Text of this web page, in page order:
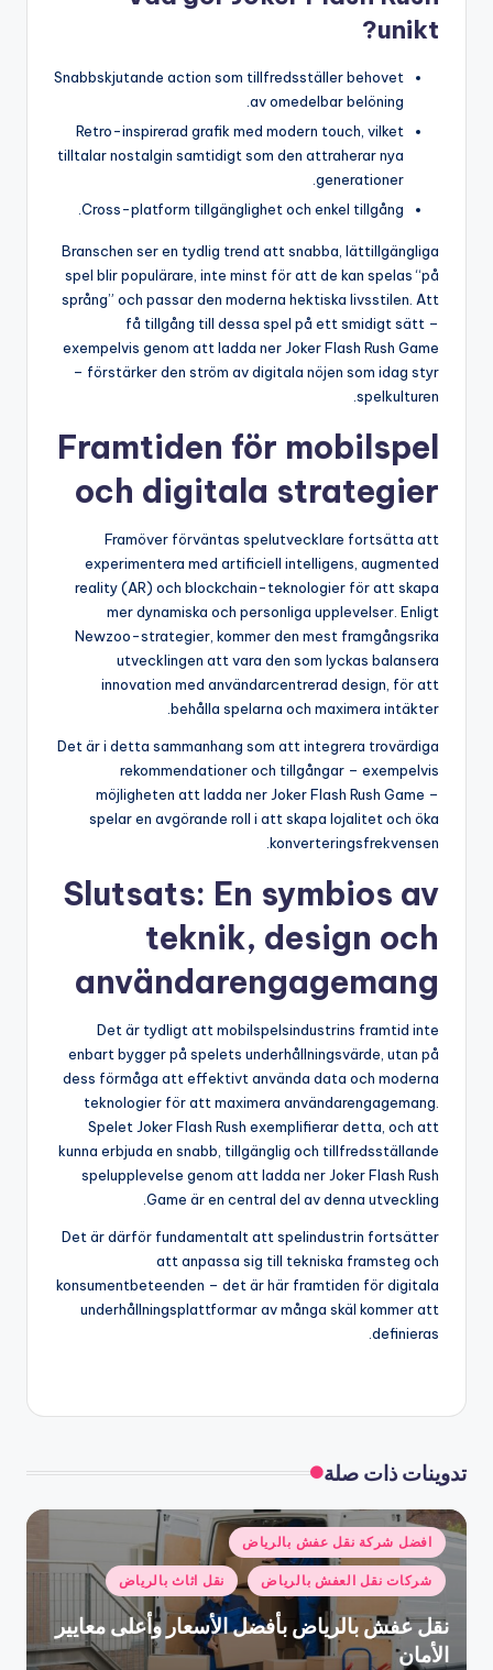
unikt?
Snabbskjutande action som tillfredsställer behovet
av omedelbar belöning.
Retro-inspirerad grafik med modern touch, vilket
tilltalar nostalgin samtidigt som den attraherar nya
generationer.
Cross-platform tillgänglighet och enkel tillgång.
Branschen ser en tydlig trend att snabba, lättillgängliga
spel blir populärare, inte minst för att de kan spelas “på
språng” och passar den moderna hektiska livsstilen. Att
få tillgång till dessa spel på ett smidigt sätt –
exempelvis genom att ladda ner Joker Flash Rush Game
– förstärker den ström av digitala nöjen som idag styr
spelkulturen.
Framtiden för mobilspel
och digitala strategier
Framöver förväntas spelutvecklare fortsätta att
experimentera med artificiell intelligens, augmented
reality (AR) och blockchain-teknologier för att skapa
mer dynamiska och personliga upplevelser. Enligt
Newzoo-strategier, kommer den mest framgångsrika
utvecklingen att vara den som lyckas balansera
innovation med användarcentrerad design, för att
behålla spelarna och maximera intäkter.
Det är i detta sammanhang som att integrera trovärdiga
rekommendationer och tillgångar – exempelvis
möjligheten att ladda ner Joker Flash Rush Game –
spelar en avgörande roll i att skapa lojalitet och öka
konverteringsfrekvensen.
Slutsats: En symbios av
teknik, design och
användarengagemang
Det är tydligt att mobilspelsindustrins framtid inte
enbart bygger på spelets underhållningsvärde, utan på
dess förmåga att effektivt använda data och moderna
teknologier för att maximera användarengagemang.
Spelet Joker Flash Rush exemplifierar detta, och att
kunna erbjuda en snabb, tillgänglig och tillfredsställande
spelupplevelse genom att ladda ner Joker Flash Rush
Game är en central del av denna utveckling.
Det är därför fundamentalt att spelindustrin fortsätter
att anpassa sig till tekniska framsteg och
konsumentbeteenden – det är här framtiden för digitala
underhållningsplattformar av många skäl kommer att
definieras.
تدوينات ذات صلة
نُشر
في
افضل شركة نقل عفش بالرياض
شركات نقل العفش بالرياض نقل اثاث بالرياض
نقل عفش بالرياض بأفضل الأسعار وأعلى معايير
الأمان